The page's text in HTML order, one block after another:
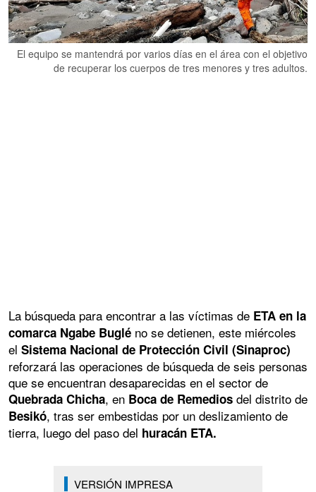
El equipo se mantendrá por varios días en el área con el objetivo
de recuperar los cuerpos de tres menores y tres adultos.
La búsqueda para encontrar a las víctimas de ETA en la
comarca Ngabe Buglé no se detienen, este miércoles
el Sistema Nacional de Protección Civil (Sinaproc)
reforzará las operaciones de búsqueda de seis personas
que se encuentran desaparecidas en el sector de
Quebrada Chicha, en Boca de Remedios del distrito de
Besikó, tras ser embestidas por un deslizamiento de
tierra, luego del paso del huracán ETA.
VERSIÓN IMPRESA